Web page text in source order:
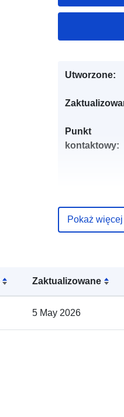
Zaktualizowane
5 May 2026
Utworzone:
Punkt
kontaktowy:
Pokaż więcej